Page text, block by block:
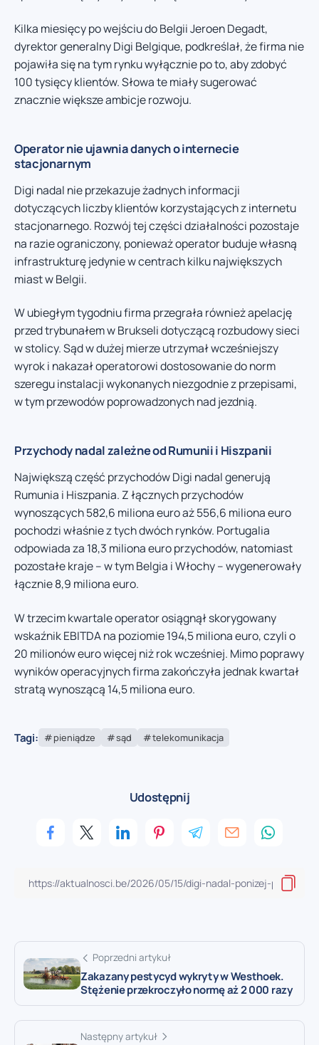
Kilka miesięcy po wejściu do Belgii Jeroen Degadt,
dyrektor generalny Digi Belgique, podkreślał, że firma nie
pojawiła się na tym rynku wyłącznie po to, aby zdobyć
100 tysięcy klientów. Słowa te miały sugerować
znacznie większe ambicje rozwoju.
Operator nie ujawnia danych o internecie
stacjonarnym
Digi nadal nie przekazuje żadnych informacji
dotyczących liczby klientów korzystających z internetu
stacjonarnego. Rozwój tej części działalności pozostaje
na razie ograniczony, ponieważ operator buduje własną
infrastrukturę jedynie w centrach kilku największych
miast w Belgii.
W ubiegłym tygodniu firma przegrała również apelację
przed trybunałem w Brukseli dotyczącą rozbudowy sieci
w stolicy. Sąd w dużej mierze utrzymał wcześniejszy
wyrok i nakazał operatorowi dostosowanie do norm
szeregu instalacji wykonanych niezgodnie z przepisami,
w tym przewodów poprowadzonych nad jezdnią.
Przychody nadal zależne od Rumunii i Hiszpanii
Największą część przychodów Digi nadal generują
Rumunia i Hiszpania. Z łącznych przychodów
wynoszących 582,6 miliona euro aż 556,6 miliona euro
pochodzi właśnie z tych dwóch rynków. Portugalia
odpowiada za 18,3 miliona euro przychodów, natomiast
pozostałe kraje – w tym Belgia i Włochy – wygenerowały
łącznie 8,9 miliona euro.
W trzecim kwartale operator osiągnął skorygowany
wskaźnik EBITDA na poziomie 194,5 miliona euro, czyli o
20 milionów euro więcej niż rok wcześniej. Mimo poprawy
wyników operacyjnych firma zakończyła jednak kwartał
stratą wynoszącą 14,5 miliona euro.
Tagi: pieniądze sąd telekomunikacja
Udostępnij
Poprzedni artykuł
Zakazany pestycyd wykryty w Westhoek.
Stężenie przekroczyło normę aż 2 000 razy
Następny artykuł